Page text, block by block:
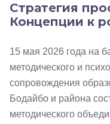
Стратегия
Концепции к
15 мая 2026 года на
методического и
сопровождения
Бодайбо и района
методического